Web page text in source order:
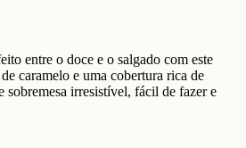
entre o doce e o salgado com este
caramelo e uma cobertura rica de
sobremesa irresistível, fácil de fazer e